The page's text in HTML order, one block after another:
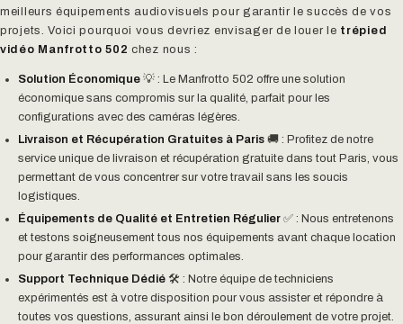
meilleurs équipements audiovisuels pour garantir le succès de vos
projets. Voici pourquoi vous devriez envisager de louer le trépied
vidéo Manfrotto 502 chez nous :
Solution Économique 💡 : Le Manfrotto 502 offre une solution
économique sans compromis sur la qualité, parfait pour les
configurations avec des caméras légères.
Livraison et Récupération Gratuites à Paris 🚚 : Profitez de notre
service unique de livraison et récupération gratuite dans tout Paris, vous
permettant de vous concentrer sur votre travail sans les soucis
logistiques.
Équipements de Qualité et Entretien Régulier ✅ : Nous entretenons
et testons soigneusement tous nos équipements avant chaque location
pour garantir des performances optimales.
Support Technique Dédié 🛠️ : Notre équipe de techniciens
expérimentés est à votre disposition pour vous assister et répondre à
toutes vos questions, assurant ainsi le bon déroulement de votre projet.